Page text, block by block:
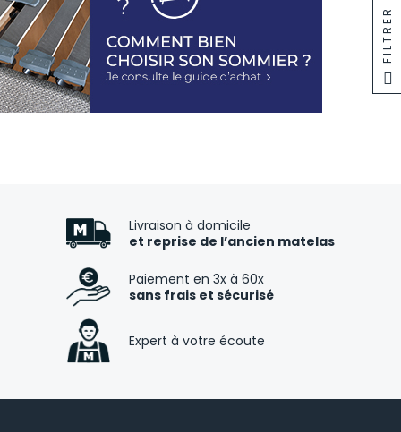
FILTRER
Livraison à domicile
et reprise de l’ancien matelas
Paiement en 3x à 60x
sans frais et sécurisé
Expert à votre écoute